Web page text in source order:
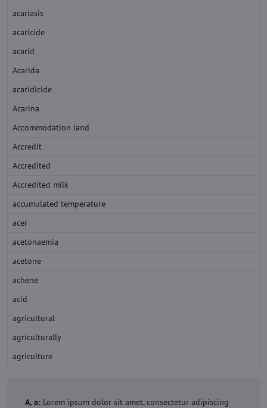
acariasis
acaricide
acarid
Acarida
acaridicide
Acarina
Accommodation land
Accredit
Accredited
Accredited milk
accumulated temperature
acer
acetonaemia
acetone
achene
acid
agricultural
agriculturally
agriculture
A, a: Lorem ipsum dolor sit amet, consectetur adipiscing